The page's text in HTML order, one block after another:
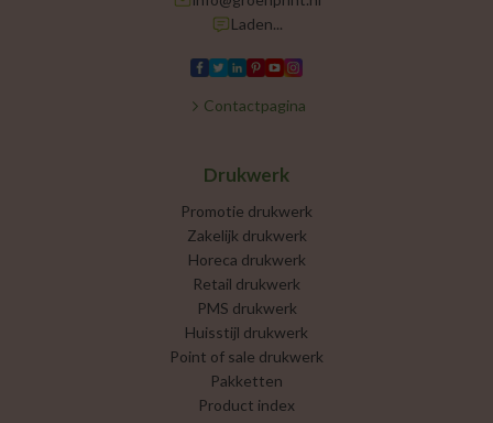
Laden...
Contactpagina
Drukwerk
Promotie drukwerk
Zakelijk drukwerk
Horeca drukwerk
Retail drukwerk
PMS drukwerk
Huisstijl drukwerk
Point of sale drukwerk
Pakketten
Product index